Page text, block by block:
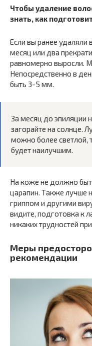
Чтобы удаление
знать, как
Если вы ранее удаляли
месяц или два
равномерно выросли.
Непосредственно в
быть 3-5 мм.
За месяц до эпиляции
загорайте на солнце.
можно более светлой,
будет наилучшим.
На коже не должно
царапин. Также лучше
гриппом и другими
видите, подготовка к
никаких трудностей
Меры
рекомендации